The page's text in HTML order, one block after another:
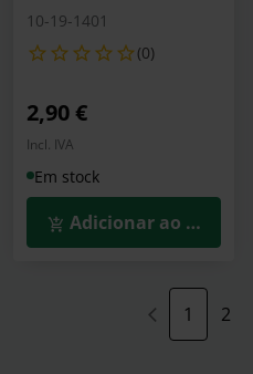
10-19-1401
(0)
2,90 €
Incl. IVA
Em stock
Adicionar ao Carrinho
1 2